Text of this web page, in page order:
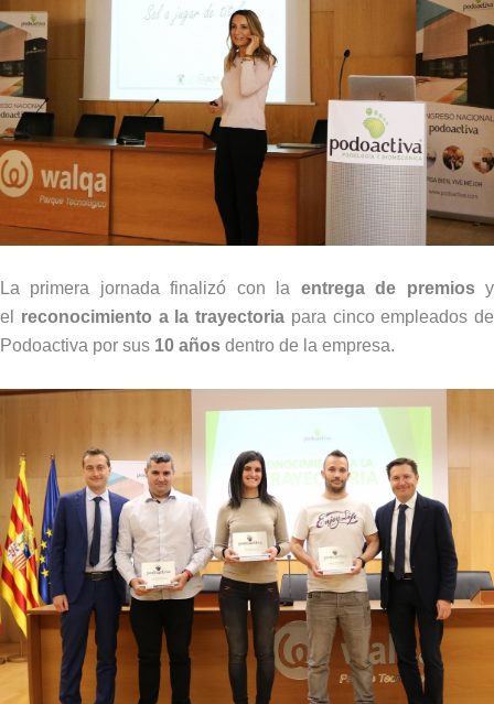
La primera jornada finalizó con la entrega de premiosy
el reconocimiento a la trayectoria para cinco empleados de
Podoactiva por sus 10 años dentro de la empresa.